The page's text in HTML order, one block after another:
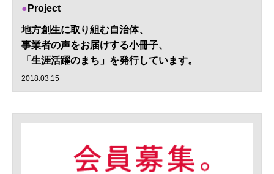
Project
地方創生に取り組む自治体、
事業者の声をお届けする小冊子、
「生涯活躍のまち」を発行しています。
2018.03.15